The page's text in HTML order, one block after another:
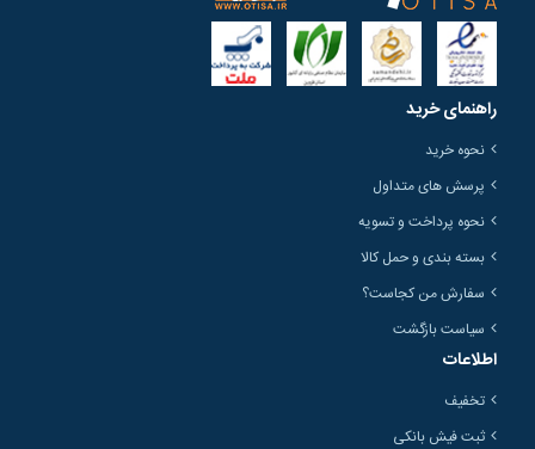
راهنمای خرید
نحوه خرید
پرسش های متداول
نحوه پرداخت و تسویه
بسته بندی و حمل کالا
سفارش من کجاست؟
سیاست بازگشت
اطلاعات
تخفیف
ثبت فیش بانکی